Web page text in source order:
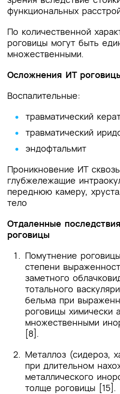
функциональных
По количественной
роговицы могут быть
множественными.
Осложнения ИТ
Воспалительные:
травматический
травматический
эндофтальмит
Проникновение ИТ
глубжележащие
переднюю камеру,
тело
Отдаленные
роговицы
Помутнение
степени
заметного
тотального
бельма при
роговицы химически
множественными
[8].
Металлоз (сидероз,
при длительном
металлического
толще роговицы [15].